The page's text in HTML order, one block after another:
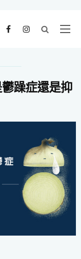
鬱躁症還是抑